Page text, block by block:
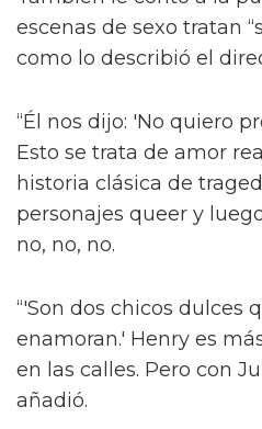
escenas de sexo tratan
como lo describió el
“Él nos dijo: 'No quiero
Esto se trata de amor
historia clásica de
personajes queer y
no, no, no.
“'Son dos chicos dulces
enamoran.' Henry es
en las calles. Pero con
añadió.